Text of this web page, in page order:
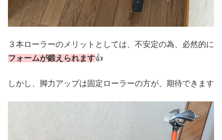
３本ローラーのメリットとしては、不安定の為、必然的に
フォームが鍛えられます👍
しかし、脚力アップは固定ローラーの方が、期待できます